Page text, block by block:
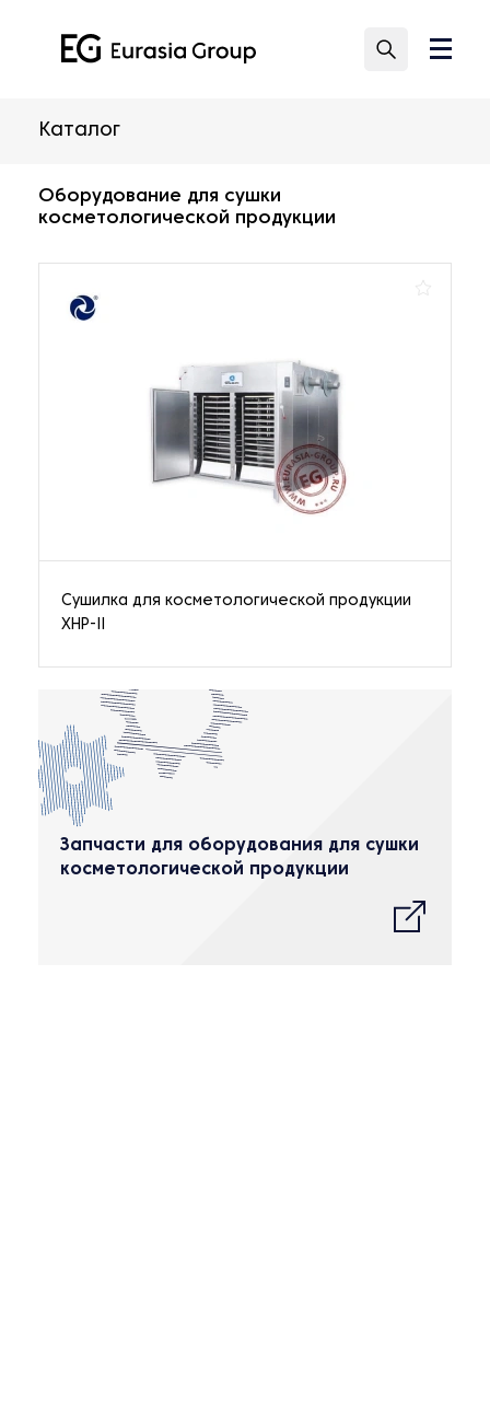
Каталог
Оборудование для сушки
косметологической продукции
Сушилка для косметологической продукции
XHP-II
Запчасти для оборудования для сушки
косметологической продукции